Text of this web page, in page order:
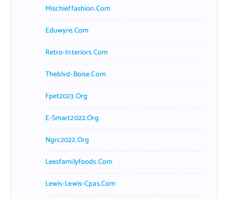
Mischieffashion.com
Eduwyre.com
Retro-Interiors.com
Theblvd-Boise.com
Fpet2023.org
E-Smart2022.org
Ngrc2022.org
Leesfamilyfoods.com
Lewis-Lewis-Cpas.com